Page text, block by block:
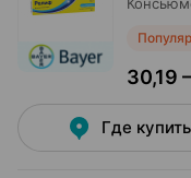
30,19
Где купить